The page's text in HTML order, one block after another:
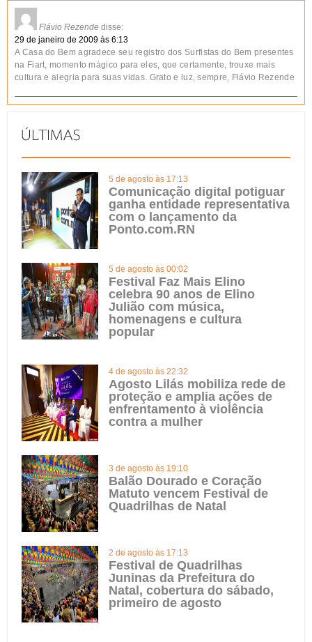
Flávio Rezende disse:
29 de janeiro de 2009 às 6:13
A Casa do Bem agradece seu registro dos Surfistas do Bem presentes
na Fiart, momento mágico para eles, que certamente, trouxe mais
cultura e alegria para suas vidas. Grato e luz, sempre, Flávio Rezende
5 de agosto às 17:13
Comunicação digital potiguar
ganha entidade representativa
com o lançamento da
Ponto.com.RN
5 de agosto às 00:02
Festival Faz Mais Elino
celebra 90 anos de Elino
Julião com música,
homenagens e cultura
popular
4 de agosto às 22:32
Agosto Lilás mobiliza rede de
proteção e amplia ações de
enfrentamento à violência
contra a mulher
3 de agosto às 19:10
Balão Dourado e Coração
Matuto vencem Festival de
Quadrilhas de Natal
2 de agosto às 17:13
Festival de Quadrilhas
Juninas da Prefeitura do
Natal, cobertura do sábado,
primeiro de agosto